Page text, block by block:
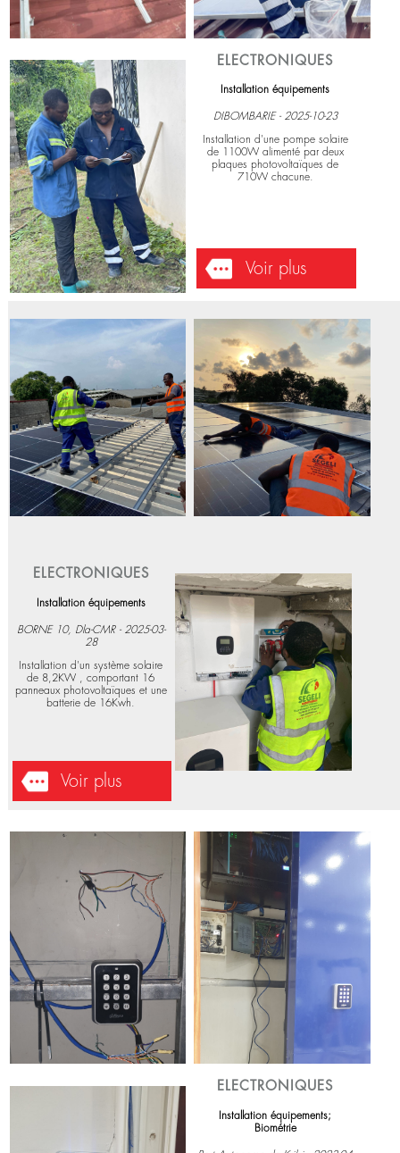
ELECTRONIQUES
Installation équipements
Installation d'une pompe solaire
de 1100W alimenté par deux
plaques photovoltaïques de
710W chacune.
Voir plus
ELECTRONIQUES
Installation équipements
28
de 8,2KW , comportant 16
panneaux photovoltaïques et une
batterie de 16Kwh.
Voir plus